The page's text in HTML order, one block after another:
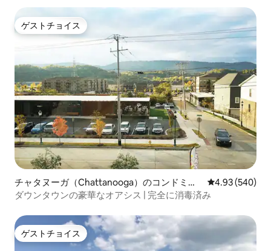
ゲストチョイス
ゲストチョイス
チャタヌーガ（Chattanooga）のコンドミニ
アム
レビュー540
4.93 (540)
ダウンタウンの豪華なオアシス | 完全に消毒済み
ゲストチョイス
ゲストチョイス